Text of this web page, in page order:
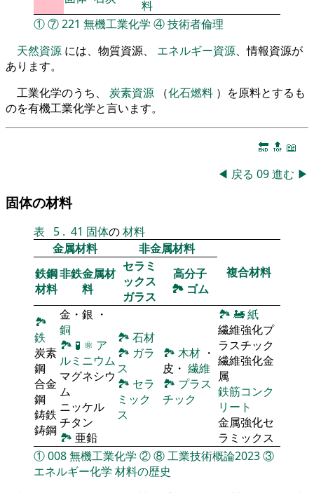
料
①⑦221 無機工業化学 ④技術者倫理
天然資源 には、物質資源、 エネルギー資源、情報資源が
あります。
工業化学のうち、 炭素資源 （化石燃料 ）を原料とするも
のを有機工業化学と言います。
🔚 🔝 📖
◀ 戻る 09進む ▶
固体の材料
表 5 . 41 固体の材料
金属材料
非金属材料
複合材料
鉄鋼
材料
非鉄金属材
料
セラミ
ックス
ガラス
高分子
🏞 ゴム
🏞
鉄
炭素
鋼
合金
鋼
鋳鉄
鋳鋼
金・銀 ・
銅
🏞 🧪 ⚛ ア
ルミニウム
マグネシウ
ム
ニッケル
チタン
🏞 亜鉛
🏞 石材
🏞 ガラ
ス
🏞 セラ
ミック
ス
🏞 木材 ・
皮・ 繊維
🏞 プラス
チック
🏞 🚂紙
繊維強化プ
ラスチック
繊維強化金
属
鉄筋コンク
リート
金属強化セ
ラミックス
①008無機工業化学 ②⑧工業技術概論2023③
エネルギー化学 材料の歴史